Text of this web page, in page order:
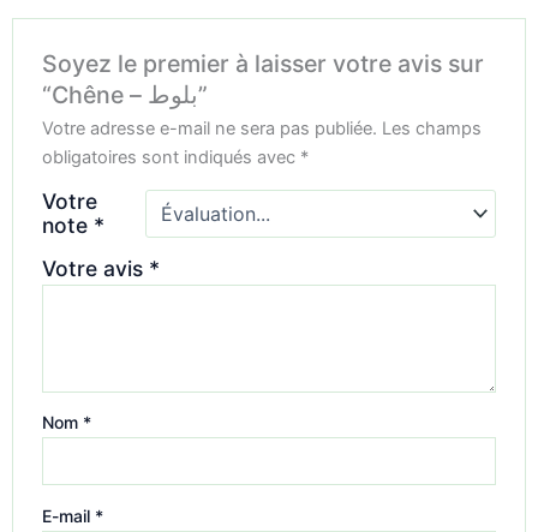
Soyez le premier à laisser votre avis sur
“Chêne – بلوط”
Votre adresse e-mail ne sera pas publiée. Les champs
obligatoires sont indiqués avec *
Votre
note *
Votre avis *
Nom *
E-mail *